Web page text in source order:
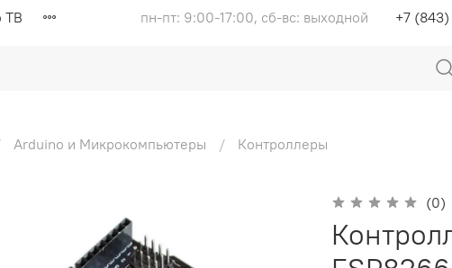
ТВ пн-пт: 9:00-17:00, сб-вс: выходной +7
Arduino и Микрокомпьютеры Контроллеры
(0)